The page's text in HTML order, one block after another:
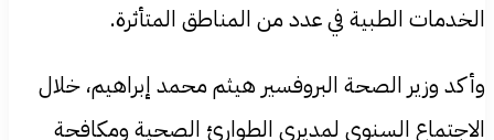
الخدمات الطبية في عدد من المناطق المتأثرة.
وأكد وزير الصحة البروفسير هيثم محمد إبراهيم، خلال
الاجتماع السنوي لمديري الطوارئ الصحية ومكافحة